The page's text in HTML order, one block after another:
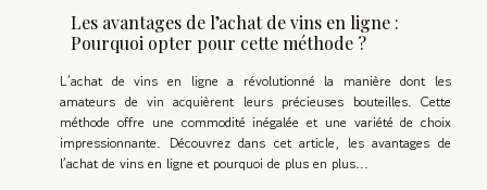
Les avantages de l’achat de vins en ligne :
Pourquoi opter pour cette méthode ?
L’achat de vins en ligne a révolutionné la manière dont les
amateurs de vin acquièrent leurs précieuses bouteilles. Cette
méthode offre une commodité inégalée et une variété de choix
impressionnante. Découvrez dans cet article, les avantages de
l’achat de vins en ligne et pourquoi de plus en plus...